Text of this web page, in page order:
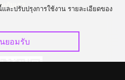
กับเรา
ละปรับปรุงการใช้งาน รายละเอียดของ
ยอมรับ